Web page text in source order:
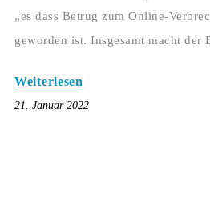
„es dass Betrug zum Online-
geworden ist. Insgesamt macht der
Weiterlesen
21. Januar 2022